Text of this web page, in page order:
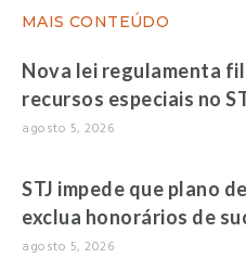
MAIS CONTEÚDO
Nova lei regulamenta
recursos especiais no
agosto 5, 2026
STJ impede que plano
exclua honorários de
agosto 5, 2026